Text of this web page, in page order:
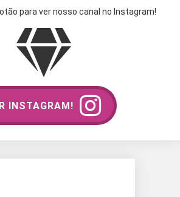
para ver nosso canal no Instagram!
INSTAGRAM!